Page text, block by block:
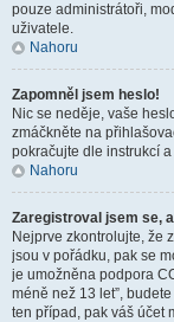
pouze administrátoři,
uživatele.
Nahoru
Zapomněl jsem heslo!
Nic se neděje, vaše
zmáčkněte na
pokračujte dle instrukcí
Nahoru
Zaregistroval jsem se,
Nejprve zkontrolujte, že
jsou v pořádku, pak se
je umožněna podpora
méně než 13 let”,
ten případ, pak váš účet